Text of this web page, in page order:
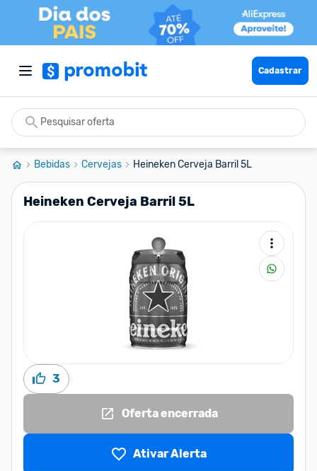
Cadastrar
Bebidas Cervejas Heineken Cerveja Barril 5L
Heineken Cerveja Barril 5L
3
Oferta encerrada
Ativar Alerta